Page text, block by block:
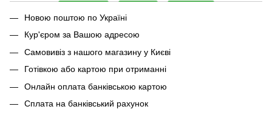
Новою поштою по Україні
Кур'єром за Вашою адресою
Самовивіз з нашого магазину у Києві
Готівкою або картою при отриманні
Онлайн оплата банківською картою
Сплата на банківський рахунок